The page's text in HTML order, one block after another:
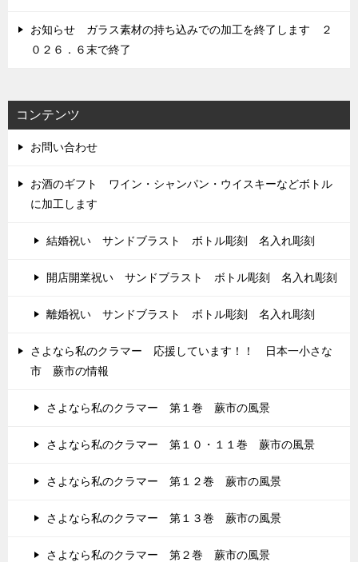
お知らせ ガラス素材の持ち込みでの加工を終了します ２
０２６．６末で終了
コンテンツ
お問い合わせ
お酒のギフト ワイン・シャンパン・ウイスキーなどボトル
に加工します
結婚祝い サンドブラスト ボトル彫刻 名入れ彫刻
開店開業祝い サンドブラスト ボトル彫刻 名入れ彫刻
離婚祝い サンドブラスト ボトル彫刻 名入れ彫刻
さよなら私のクラマー 応援しています！！ 日本一小さな
市 蕨市の情報
さよなら私のクラマー 第１巻 蕨市の風景
さよなら私のクラマー 第１０・１１巻 蕨市の風景
さよなら私のクラマー 第１２巻 蕨市の風景
さよなら私のクラマー 第１３巻 蕨市の風景
さよなら私のクラマー 第２巻 蕨市の風景